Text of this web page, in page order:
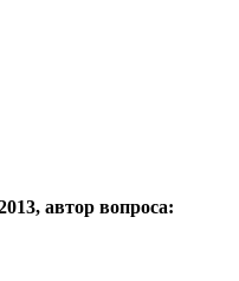
автор вопроса: